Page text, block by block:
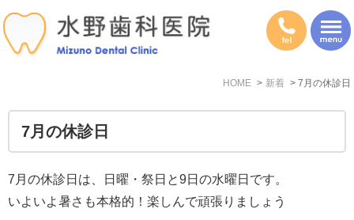
HOME 新着 7月の休診日
7月の休診日
7月の休診日は、日曜・祭日と9日の水曜日です。
いよいよ暑さも本格的！楽しんで頑張りましょう